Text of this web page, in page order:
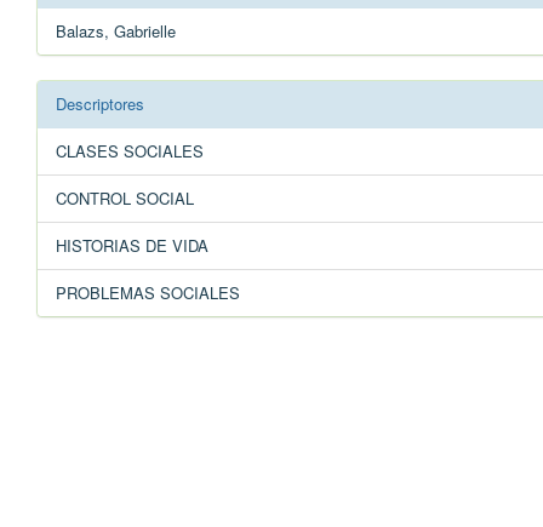
Balazs, Gabrielle
Descriptores
CLASES SOCIALES
CONTROL SOCIAL
HISTORIAS DE VIDA
PROBLEMAS SOCIALES